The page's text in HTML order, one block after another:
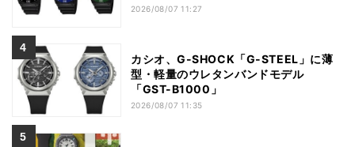
2026/08/07 11:27
カシオ、G-SHOCK「G-STEEL」に薄
型・軽量のウレタンバンドモデル
「GST-B1000」
2026/08/07 11:35